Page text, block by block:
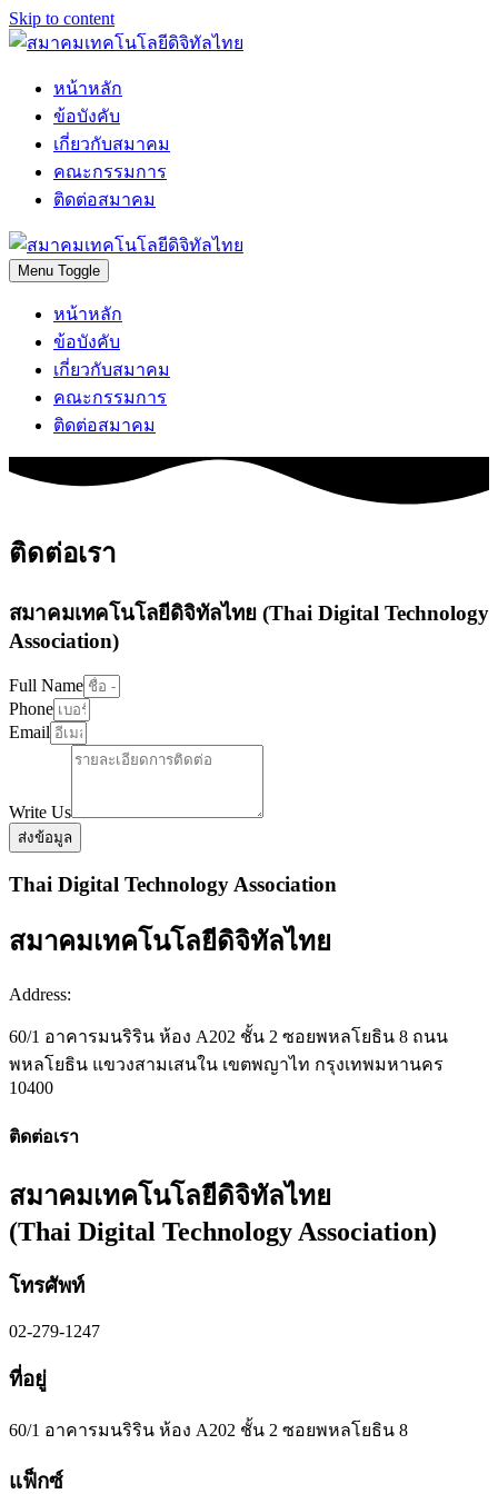
Skip to content
หน้าหลัก
ข้อบังคับ
เกี่ยวกับสมาคม
คณะกรรมการ
ติดต่อสมาคม
Menu Toggle
หน้าหลัก
ข้อบังคับ
เกี่ยวกับสมาคม
คณะกรรมการ
ติดต่อสมาคม
ติดต่อเรา
สมาคมเทคโนโลยีดิจิทัลไทย (Thai Digital Technology
Association​)
Full Name
Phone
Email
Write Us
ส่งข้อมูล
Thai Digital Technology Association
สมาคมเทคโนโลยีดิจิทัลไทย​
Address:
60/1 อาคารมนริริน ห้อง A202 ชั้น 2 ซอยพหลโยธิน 8 ถนน
พหลโยธิน แขวงสามเสนใน เขตพญาไท กรุงเทพมหานคร
10400
ติดต่อเรา
สมาคมเทคโนโลยีดิจิทัลไทย
(Thai Digital Technology Association​)
โทรศัพท์
02-279-1247
ที่อยู่
60/1 อาคารมนริริน ห้อง A202 ชั้น 2 ซอยพหลโยธิน 8
แฟ็กซ์